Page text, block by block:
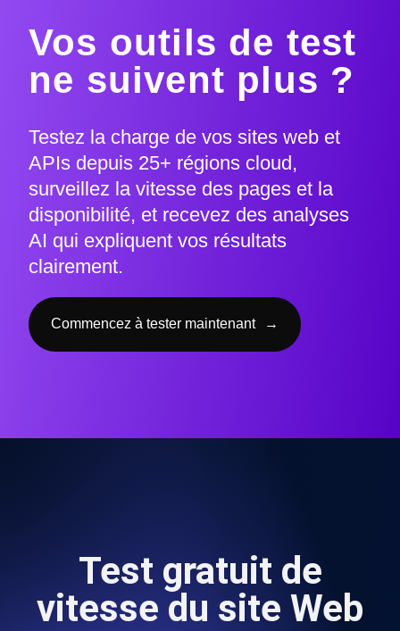
Vos outils de test
ne suivent plus ?
Testez la charge de vos sites web et
APIs depuis 25+ régions cloud,
surveillez la vitesse des pages et la
disponibilité, et recevez des analyses
AI qui expliquent vos résultats
clairement.
Commencez à tester maintenant →
Test gratuit de
vitesse du site Web